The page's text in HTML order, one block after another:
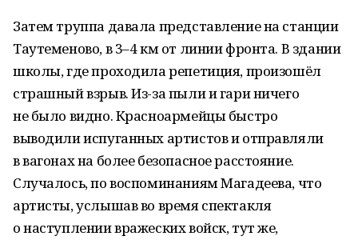
Затем труппа давала представление на станции
Таутеменово, в 3–4 км от линии фронта. В здании
школы, где проходила репетиция, произошёл
страшный взрыв. Из-за пыли и гари ничего
не было видно. Красноармейцы быстро
выводили испуганных артистов и отправляли
в вагонах на более безопасное расстояние.
Случалось, по воспоминаниям Магадеева, что
артисты, услышав во время спектакля
о наступлении вражеских войск, тут же,